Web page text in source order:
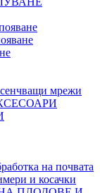
мрежи
на почвата
и косачки